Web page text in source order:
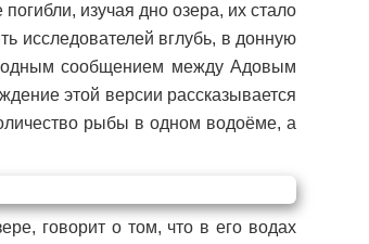
изучая дно озера, их стало
исследователей вглубь, в донную
сообщением между Адовым
этой версии рассказывается
рыбы в одном водоёме, а
говорит о том, что в его водах